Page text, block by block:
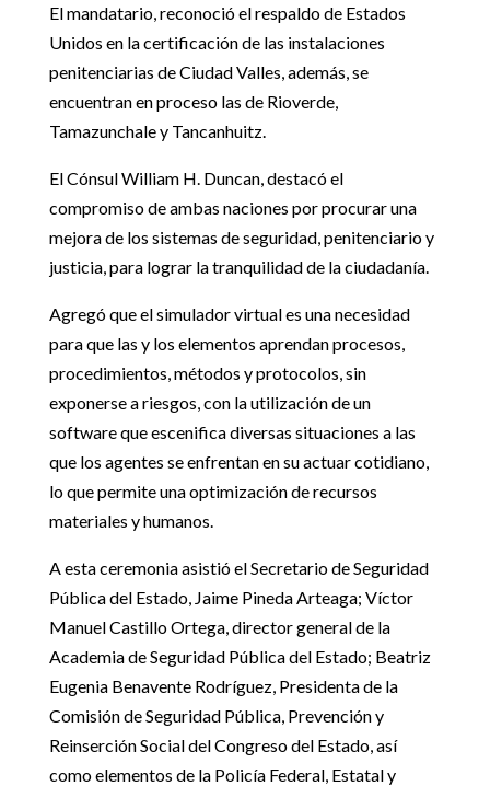
El mandatario, reconoció el respaldo de Estados
Unidos en la certificación de las instalaciones
penitenciarias de Ciudad Valles, además, se
encuentran en proceso las de Rioverde,
Tamazunchale y Tancanhuitz.
El Cónsul William H. Duncan, destacó el
compromiso de ambas naciones por procurar una
mejora de los sistemas de seguridad, penitenciario y
justicia, para lograr la tranquilidad de la ciudadanía.
Agregó que el simulador virtual es una necesidad
para que las y los elementos aprendan procesos,
procedimientos, métodos y protocolos, sin
exponerse a riesgos, con la utilización de un
software que escenifica diversas situaciones a las
que los agentes se enfrentan en su actuar cotidiano,
lo que permite una optimización de recursos
materiales y humanos.
A esta ceremonia asistió el Secretario de Seguridad
Pública del Estado, Jaime Pineda Arteaga; Víctor
Manuel Castillo Ortega, director general de la
Academia de Seguridad Pública del Estado; Beatriz
Eugenia Benavente Rodríguez, Presidenta de la
Comisión de Seguridad Pública, Prevención y
Reinserción Social del Congreso del Estado, así
como elementos de la Policía Federal, Estatal y